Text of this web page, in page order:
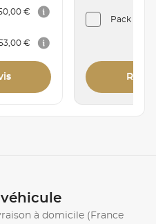
€
€
Pack Auto
à domicile (France